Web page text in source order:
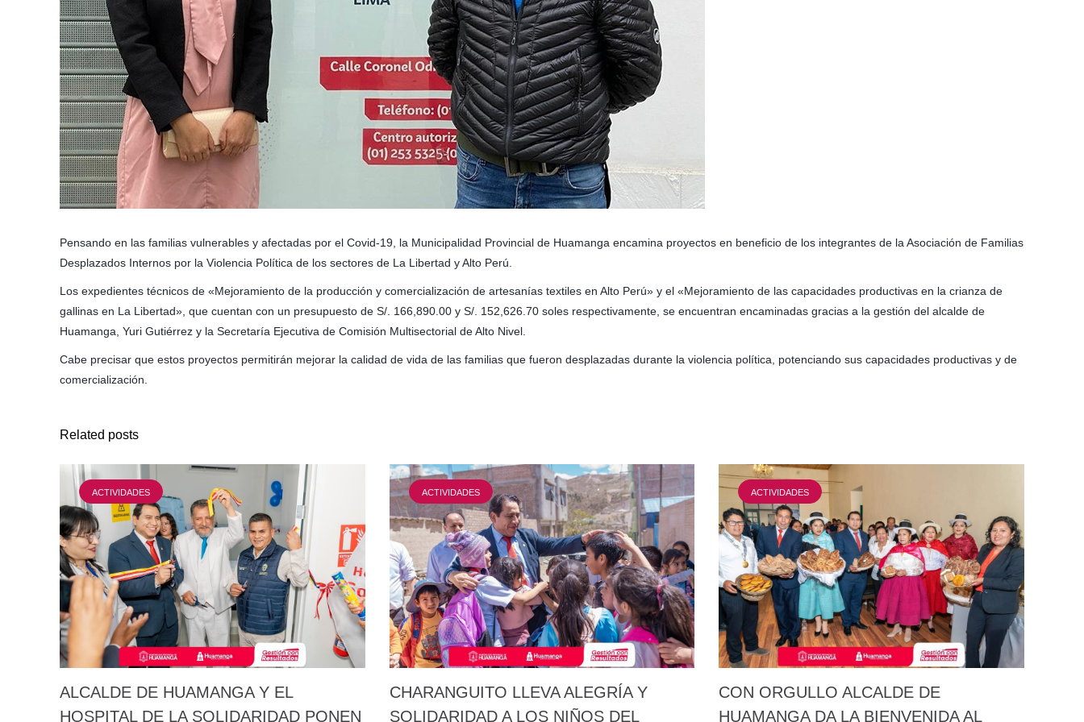
Pensando en las familias vulnerables y afectadas por el Covid-19, la Municipalidad Provincial de Huamanga encamina proyectos en beneficio de los integrantes de la Asociación de Familias
Desplazados Internos por la Violencia Política de los sectores de La Libertad y Alto Perú.
Los expedientes técnicos de «Mejoramiento de la producción y comercialización de artesanías textiles en Alto Perú» y el «Mejoramiento de las capacidades productivas en la crianza de
gallinas en La Libertad», que cuentan con un presupuesto de S/. 166,890.00 y S/. 152,626.70 soles respectivamente, se encuentran encaminadas gracias a la gestión del alcalde de
Huamanga, Yuri Gutiérrez y la Secretaría Ejecutiva de Comisión Multisectorial de Alto Nivel.
Cabe precisar que estos proyectos permitirán mejorar la calidad de vida de las familias que fueron desplazadas durante la violencia política, potenciando sus capacidades productivas y de
comercialización.
Related posts
ACTIVIDADES
ALCALDE DE HUAMANGA Y EL
HOSPITAL DE LA SOLIDARIDAD PONEN
ACTIVIDADES
CHARANGUITO LLEVA ALEGRÍA Y
SOLIDARIDAD A LOS NIÑOS DEL
ACTIVIDADES
CON ORGULLO ALCALDE DE
HUAMANGA DA LA BIENVENIDA AL